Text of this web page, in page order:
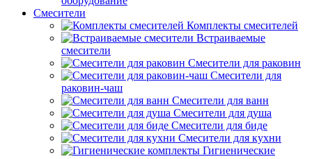
Смесители
Комплекты смесителей
Встраиваемые
смесители
Смесители для раковин
Смесители для
раковин-чаш
Смесители для ванн
Смесители для душа
Смесители для биде
Смесители для кухни
Гигиенические